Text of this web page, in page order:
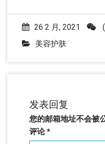
26 2 月, 2021
美容护肤
发表回复
您的邮箱地址不会被
评论*